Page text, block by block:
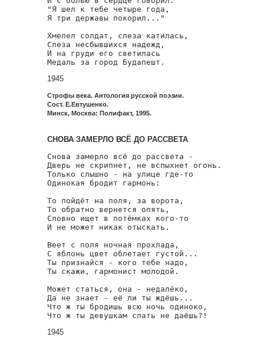
"Я шел к тебе четыре года,
Я три державы покорил..."
Хмелел солдат, слеза катилась,
Слеза несбывшихся надежд,
И на груди его светилась
Медаль за город Будапешт.
1945
Строфы века. Антология русской поэзии.
Сост. Е.Евтушенко.
Минск, Москва: Полифакт, 1995.
СНОВА ЗАМЕРЛО ВСЁ ДО РАССВЕТА
Снова замерло всё до рассвета -
Дверь не скрипнет, не вспыхнет огонь.
Только слышно - на улице где-то
Одинокая бродит гармонь:
То пойдёт на поля, за ворота,
То обратно вернется опять,
Словно ищет в потёмках кого-то
И не может никак отыскать.
Веет с поля ночная прохлада,
С яблонь цвет облетает густой...
Ты признайся - кого тебе надо,
Ты скажи, гармонист молодой.
Может статься, она - недалёко,
Да не знает - её ли ты ждёшь...
Что ж ты бродишь всю ночь одиноко,
Что ж ты девушкам спать не даёшь?!
1945